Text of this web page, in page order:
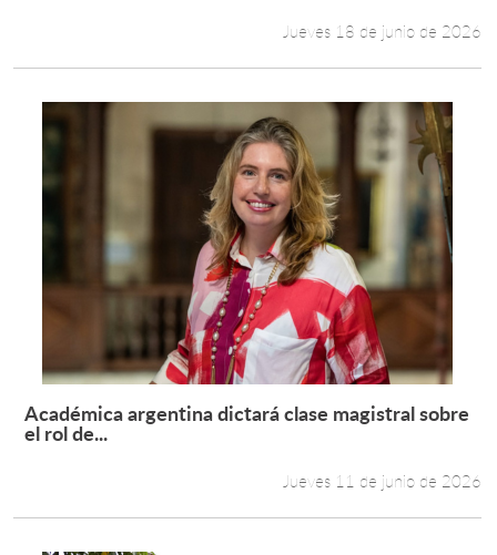
Jueves 18 de junio de 2026
Leer más +
Académica argentina dictará clase magistral sobre
el rol de...
Jueves 11 de junio de 2026